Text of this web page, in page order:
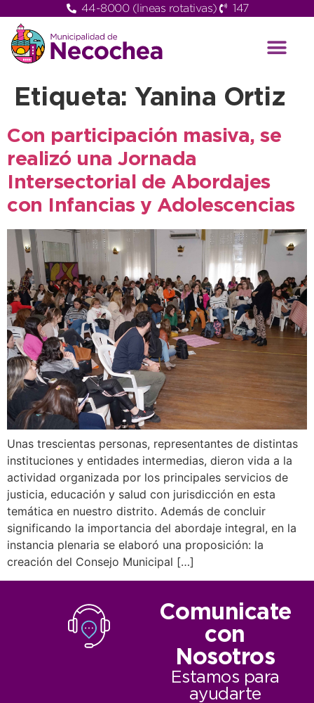
44-8000 (lineas rotativas) 147
Etiqueta: Yanina Ortiz
Con participación masiva, se
realizó una Jornada
Intersectorial de Abordajes
con Infancias y Adolescencias
Unas trescientas personas, representantes de distintas
instituciones y entidades intermedias, dieron vida a la
actividad organizada por los principales servicios de
justicia, educación y salud con jurisdicción en esta
temática en nuestro distrito. Además de concluir
significando la importancia del abordaje integral, en la
instancia plenaria se elaboró una proposición: la
creación del Consejo Municipal […]
Comunicate
con
Nosotros
Estamos para
ayudarte